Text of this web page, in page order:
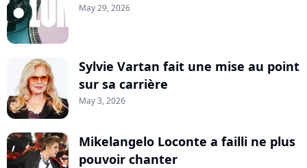
May 29, 2026
Sylvie Vartan fait une mise au point
sur sa carrière
May 3, 2026
Mikelangelo Loconte a failli ne plus
pouvoir chanter